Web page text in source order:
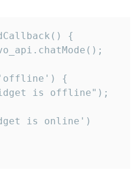
{
{
is offline");
is online')